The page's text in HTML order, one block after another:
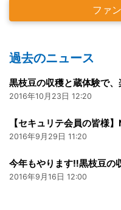
ファ
過去のニュース
黒枝豆の収穫と蔵体験で
2016年10月23日 12:20
2016年9月29日 11:20
2016年9月16日 12:00